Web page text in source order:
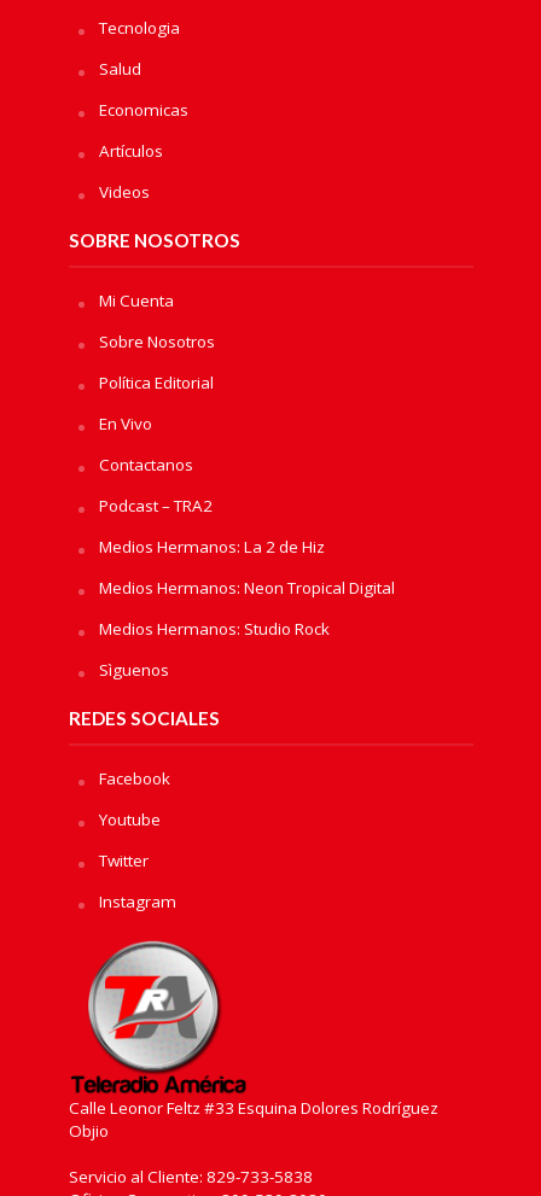
Tecnologia
Salud
Economicas
Artículos
Videos
SOBRE NOSOTROS
Mi Cuenta
Sobre Nosotros
Política Editorial
En Vivo
Contactanos
Podcast – TRA2
Medios Hermanos: La 2 de Hiz
Medios Hermanos: Neon Tropical Digital
Medios Hermanos: Studio Rock
Sìguenos
REDES SOCIALES
Facebook
Youtube
Twitter
Instagram
Calle Leonor Feltz #33 Esquina Dolores Rodríguez
Objio
Servicio al Cliente: 829-733-5838